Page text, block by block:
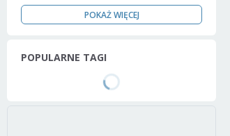
POKAŻ WIĘCEJ
POPULARNE TAGI